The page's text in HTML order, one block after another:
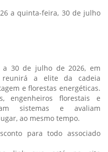
a quinta-feira, 30 de julho
a 30 de julho de 2026, em
reunirá a elite da cadeia
e florestas energéticas.
engenheiros florestais e
sistemas e avaliam
ao mesmo tempo.
para todo associado